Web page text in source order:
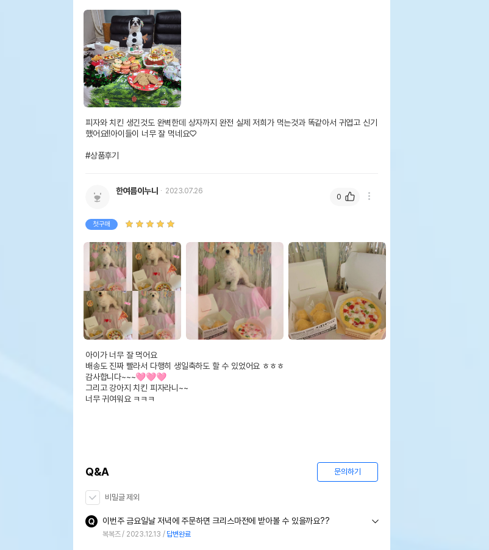
피자와 치킨 생긴것도 완벽한데 상자까지 완전 실제 저희가 먹는것과 똑같아서 귀엽고 신기
했어요!!아이들이 너무 잘 먹네요♡
#상품후기
한여름이누나 2023.07.26
첫구매
아이가 너무 잘 먹어요
배송도 진짜 빨라서 다행히 생일축하도 할 수 있었어요 ㅎㅎㅎ
감사합니다~~~🩷🩷🩷
그리고 강아지 치킨 피자라니~~
너무 귀여워요 ㅋㅋㅋ
0
Q&A 문의하기
비밀글 제외
이번주 금요일날 저녁에 주문하면 크리스마전에 받아볼 수 있을까요??
복복즈 2023.12.13 답변완료